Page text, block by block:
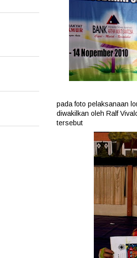
pada foto pelaksanaan
diwakilkan oleh Ralf
tersebut